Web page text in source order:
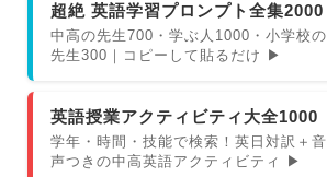
超絶 英語学習プロンプト全集2000
中高の先生700・学ぶ人1000・小学校の
先生300｜コピーして貼るだけ ▶
英語授業アクティビティ大全1000
学年・時間・技能で検索！英日対訳＋音
声つきの中高英語アクティビティ ▶